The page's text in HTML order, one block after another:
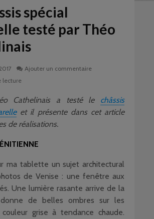
spécial
testé par Théo
Ajouter un commentaire
lecture
Cathelinais a testé le châssis
et il présente dans cet article
de réalisations.
ma tablette un sujet architectural
de Venise : une fenêtre aux
Une lumière rasante arrive de la
de belles ombres sur les
grise à tendance chaude.